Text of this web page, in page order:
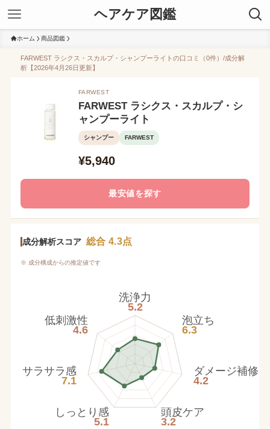
ヘアケア図鑑
ホーム 商品図鑑
FARWEST ラシクス・スカルプ・シャンプーライトの口コミ（0件）/成分解
析【2026年4月26日更新】
FARWEST
FARWEST ラシクス・スカルプ・シ
ャンプーライト
シャンプー FARWEST
¥5,940
最安値を探す
成分解析スコア 総合 4.3点
※ 成分構成からの推定値です
洗浄力
5.2
泡立ち
6.3
ダメージ補修
4.2
頭皮ケア
3.2
しっとり感
5.1
サラサラ感
7.1
低刺激性
4.6